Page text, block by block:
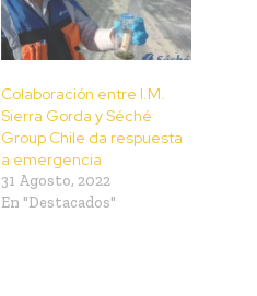
Colaboración entre I.M.
Sierra Gorda y Séché
Group Chile da respuesta
a emergencia
31 Agosto, 2022
En "Destacados"